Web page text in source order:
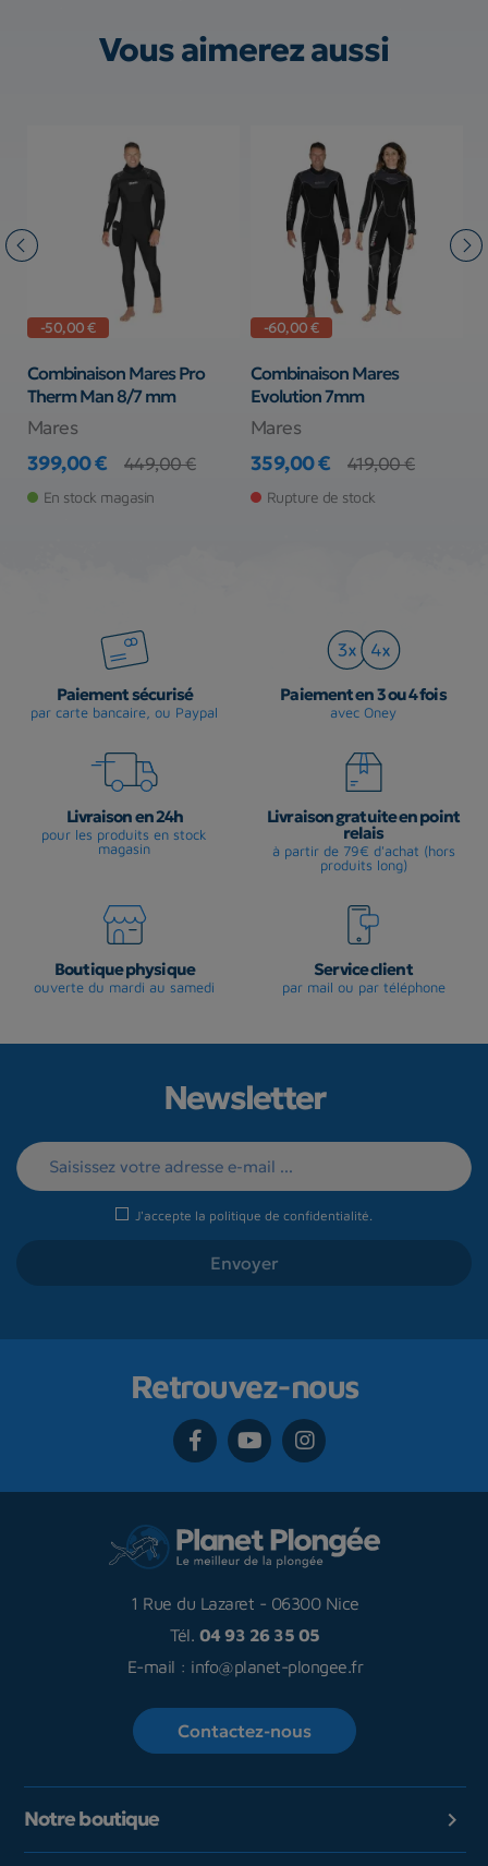
Vous aimerez aussi
-50,00 €
Combinaison Mares Pro
Therm Man 8/7 mm
Mares
Prix
399,00 €
Prix de base
449,00 €
En stock magasin
-60,00 €
Combinaison Mares
Evolution 7mm
Mares
Prix
359,00 €
Prix de base
419,00 €
Rupture de stock
Paiement sécurisé
par carte bancaire, ou Paypal
Paiement en 3 ou 4 fois
avec Oney
Livraison en 24h
pour les produits en stock
magasin
Livraison gratuite en point
relais
à partir de 79€ d'achat (hors
produits long)
Boutique physique
ouverte du mardi au samedi
Service client
par mail ou par téléphone
Newsletter
J'accepte la politique de confidentialité.
Retrouvez-nous
1 Rue du Lazaret - 06300 Nice
Tél. 04 93 26 35 05
E-mail : info@planet-plongee.fr
Contactez-nous
Notre boutique 